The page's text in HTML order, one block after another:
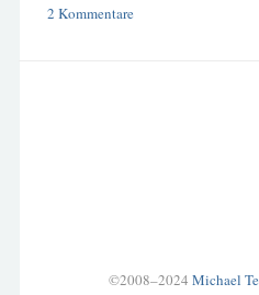
2 Kommentare
©2008–2024 Michael